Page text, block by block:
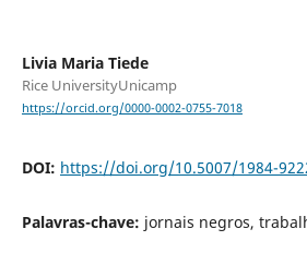
Livia Maria Tiede
Rice UniversityUnicamp
https://orcid.org/0000-0002-0755-7018
DOI: https://doi.org/10.5007/1984-
Palavras-chave: jornais negros,